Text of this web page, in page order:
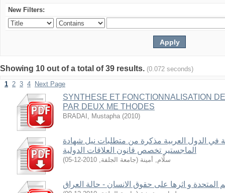
New Filters:
Showing 10 out of a total of 39 results. (0.072 seconds)
1 2 3 4 Next Page
SYNTHESE ET FONCTIONNALISATION
PAR DEUX ME THODES
BRADAI, Mustapha (2010)
في الدول العربية مذكرة من متطلبات نيل شهادة
الماجستير تخصص قانون العلاقات الدولية
سلّام, أمينة (جامعة الجلفة,
2010-12-05
)